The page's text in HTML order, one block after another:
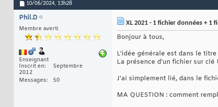
10/06/2024, 13h28
Phil.D
Membre averti
Enseignant
Inscrit en
Septembre
2012
Messages
50
XL 2021 - 1 fichier données + 1
Bonjour à tous,
L'idée générale est dans le
La présence d'un fichier sur
J'ai simplement lié, dans le
MA QUESTION : comment